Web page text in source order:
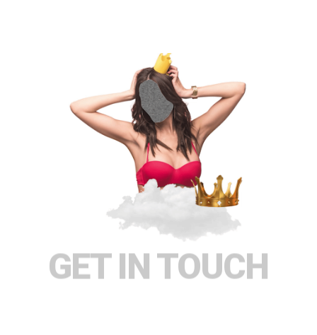
GET IN TOUCH